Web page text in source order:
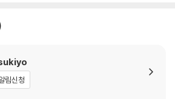
/ 1ea
관련하여, 실물 쿠폰에 인쇄된 유효기간은
간은 2026년 12월 31일(목)까지입니다.
림신청